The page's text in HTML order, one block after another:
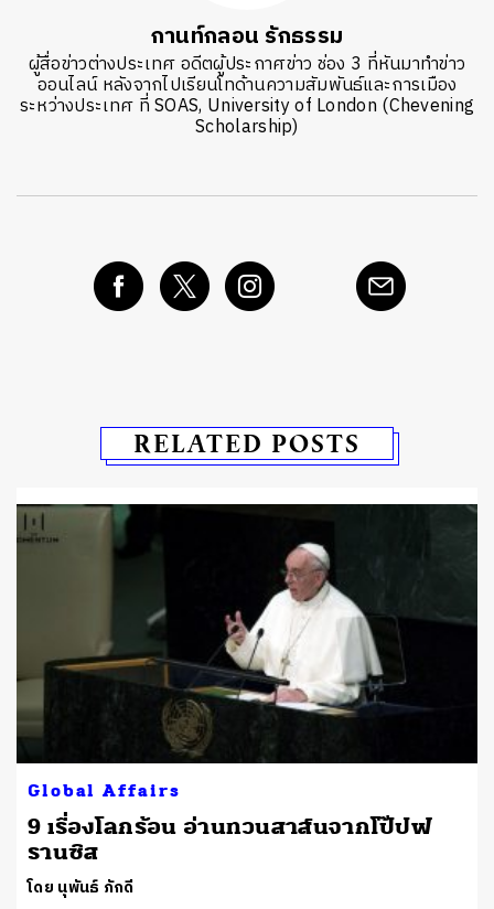
กานท์กลอน รักธรรม
ผู้สื่อข่าวต่างประเทศ อดีตผู้ประกาศข่าว ช่อง 3 ที่หันมาทำข่าว
ออนไลน์ หลังจากไปเรียนโทด้านความสัมพันธ์และการเมือง
ระหว่างประเทศ ที่ SOAS, University of London (Chevening
Scholarship)
RELATED POSTS
Global Affairs
9 เรื่องโลกร้อน อ่านทวนสาส์นจากโป๊ปฟ
รานซิส
โดย นุพันธ์ ภักดี